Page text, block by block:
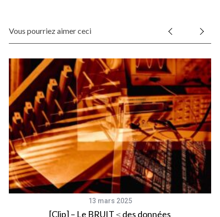
Vous pourriez aimer ceci
13 mars 2025
[Clip] – Le BRUIT ≤ des données